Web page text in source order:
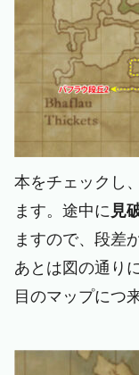
本をチェックし
ます。途中に 見
ますので、段差
あとは図の通り
目のマップにつ